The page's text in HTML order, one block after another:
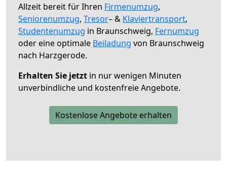
Allzeit bereit für Ihren Firmenumzug,
Seniorenumzug, Tresor– & Klaviertransport,
Studentenumzug in Braunschweig, Fernumzug
oder eine optimale Beiladung von Braunschweig
nach Harzgerode.
Erhalten Sie jetzt in nur wenigen Minuten
unverbindliche und kostenfreie Angebote.
Kostenlose Angebote erhalten